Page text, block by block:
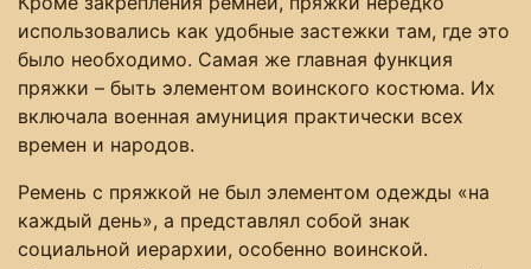
использовались как удобные застежки там, где это
было необходимо. Самая же главная функция
пряжки – быть элементом воинского костюма. Их
включала военная амуниция практически всех
времен и народов.
Ремень с пряжкой не был элементом одежды «на
каждый день», а представлял собой знак
социальной иерархии, особенно воинской.